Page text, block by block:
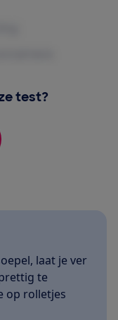
test?
laat je ver
te
op rolletjes